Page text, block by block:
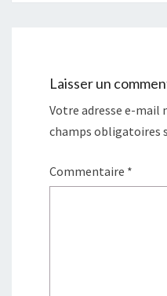
Laisser un
Votre adresse e-mail
champs obligatoires
Commentaire *